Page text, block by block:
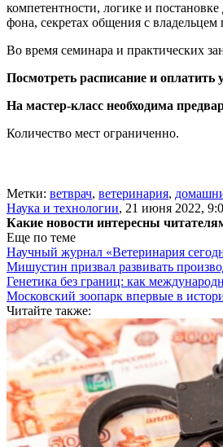
компетентности, логике и
фона, секретах общения с
Во время семинара и практических
Посмотреть расписание и оплатить
На мастер-класс необходима
Количество мест ограниченно.
Метки: ветврач, ветеринария,
Наука и технологии, 21 июня 2022,
Какие новости интересны
Еще по теме
Научный журнал «Ветеринария
Мишустин призвал развивать
Генетика без границ: как
Московский зоопарк впервые в
Читайте также: